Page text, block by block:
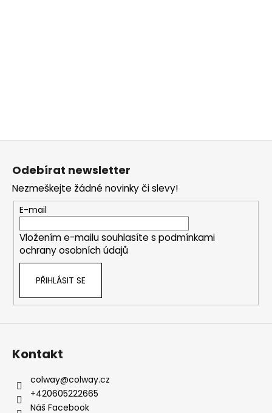
Odebírat newsletter
Nezmeškejte žádné novinky či slevy!
E-mail
Vložením e-mailu souhlasíte s podmínkami
ochrany osobních údajů
PŘIHLÁSIT SE
Kontakt
colway@colway.cz
+420605222665
Náš Facebook